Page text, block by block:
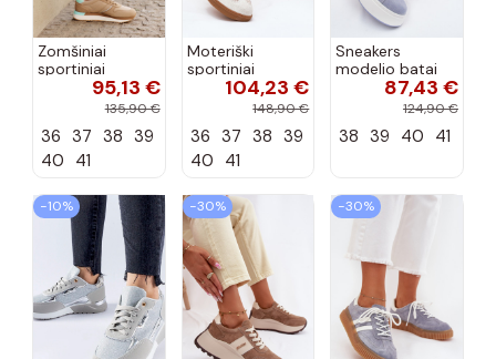
Zomšiniai
sportiniai
moterims Big
HI-POLY
SYSTEM smėlio
95,13 €
135,90 €
36 37 38 39
40 41
Moteriški
sportiniai
bateliai Daniel
Lopez Just Dare
gyvūnų rašto
smėlio spalvos
104,23 €
148,90 €
36 37 38 39
40 41
Sneakers
modelio batai
Moteriškas su
platforma
zomšosoĮa
87,43 €
124,90 €
38 39 40 41
−10% −30% −30%